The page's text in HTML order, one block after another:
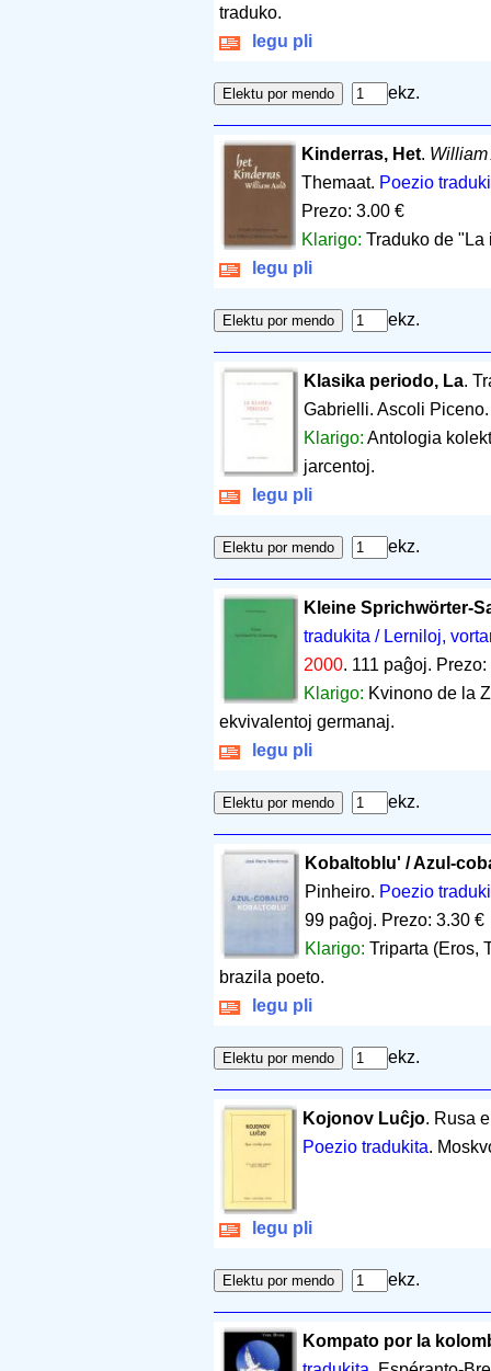
traduko.
legu pli
ekz.
Kinderras, Het. William
Themaat. Poezio
Prezo: 3.00 €
Klarigo: Traduko de "La
legu pli
ekz.
Klasika periodo, La.
Gabrielli. Ascoli
Klarigo: Antologia
jarcentoj.
legu pli
ekz.
Kleine Sprichwörter-
tradukita / Lerniloj,
2000. 111 paĝoj.
Klarigo: Kvinono de la
ekvivalentoj germanaj.
legu pli
ekz.
Kobaltoblu' / Azul-
Pinheiro. Poezio
99 paĝoj. Prezo: 3.30 €
Klarigo: Triparta (Eros,
brazila poeto.
legu pli
ekz.
Kojonov Luĉjo. Rusa
Poezio tradukita.
legu pli
ekz.
Kompato por la